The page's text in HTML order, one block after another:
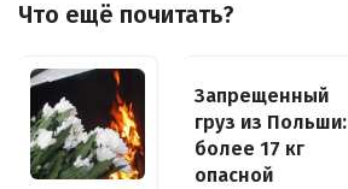
Что ещё почитать?
Запрещенный
груз из Польши:
более 17 кг
опасной